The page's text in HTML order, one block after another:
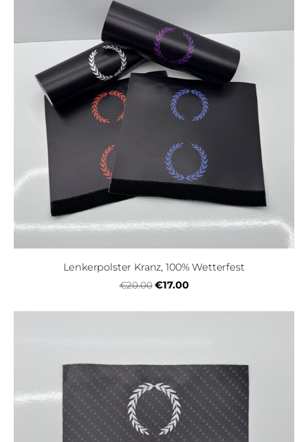
Lenkerpolster Kranz, 100% Wetterfest
€20.00 €17.00